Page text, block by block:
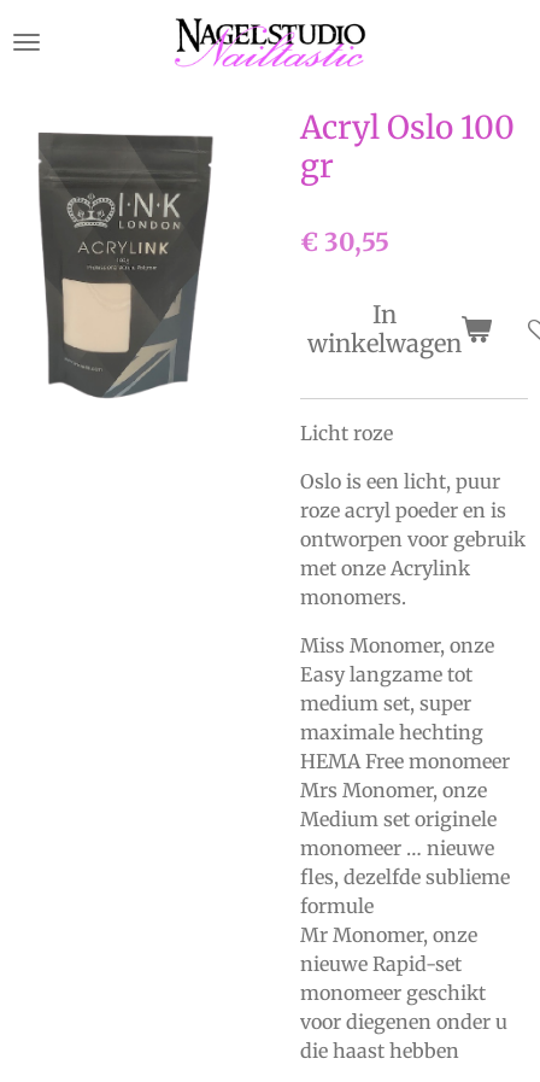
direct
hoofdinhoud
Acryl Oslo 100
gr
€ 30,55
In
winkelwagen
Licht roze
Oslo is een licht, puur
roze acryl poeder en is
ontworpen voor gebruik
met onze Acrylink
monomers.
Miss Monomer, onze
Easy langzame tot
medium set, super
maximale hechting
HEMA Free monomeer
Mrs Monomer, onze
Medium set originele
monomeer … nieuwe
fles, dezelfde sublieme
formule
Mr Monomer, onze
nieuwe Rapid-set
monomeer geschikt
voor diegenen onder u
die haast hebben